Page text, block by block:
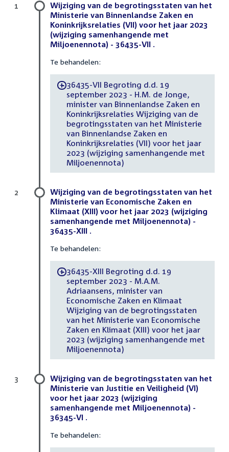
Wijziging van de begrotingsstaten van het
Ministerie van Binnenlandse Zaken en
Koninkrijksrelaties (VII) voor het jaar 2023
(wijziging samenhangende met
Miljoenennota) - 36435-VII .
Te behandelen:
-36435-VII Begroting d.d. 19
september 2023 - H.M. de Jonge,
minister van Binnenlandse Zaken en
Koninkrijksrelaties Wijziging van de
begrotingsstaten van het Ministerie
van Binnenlandse Zaken en
Koninkrijksrelaties (VII) voor het jaar
2023 (wijziging samenhangende met
Miljoenennota)
1
Wijziging van de begrotingsstaten van het
Ministerie van Economische Zaken en
Klimaat (XIII) voor het jaar 2023 (wijziging
samenhangende met Miljoenennota) -
36435-XIII .
Te behandelen:
-36435-XIII Begroting d.d. 19
september 2023 - M.A.M.
Adriaansens, minister van
Economische Zaken en Klimaat
Wijziging van de begrotingsstaten
van het Ministerie van Economische
Zaken en Klimaat (XIII) voor het jaar
2023 (wijziging samenhangende met
Miljoenennota)
2
Wijziging van de begrotingsstaten van het
Ministerie van Justitie en Veiligheid (VI)
voor het jaar 2023 (wijziging
samenhangende met Miljoenennota) -
36345-VI .
Te behandelen:
3